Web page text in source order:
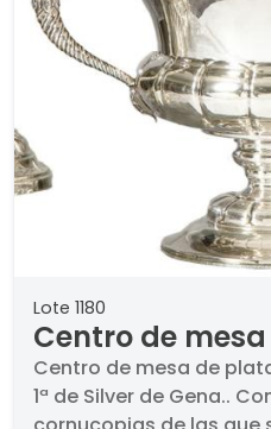
Lote 1180
Centro de
española
Silver de Gena
Centro de mesa de
1ª de Silver de Gena..